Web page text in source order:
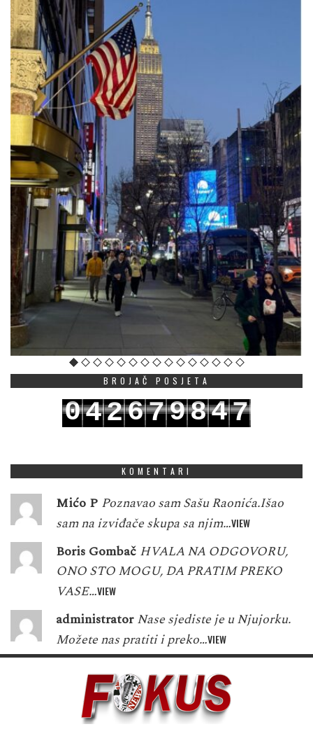
BROJAČ POSJETA
042679847
KOMENTARI
Mićo P Poznavao sam Sašu Raonića.Išao
sam na izviđače skupa sa njim…VIEW
Boris Gombač HVALA NA ODGOVORU,
ONO STO MOGU, DA PRATIM PREKO
VASE…VIEW
administrator Nase sjediste je u Njujorku.
Možete nas pratiti i preko…VIEW